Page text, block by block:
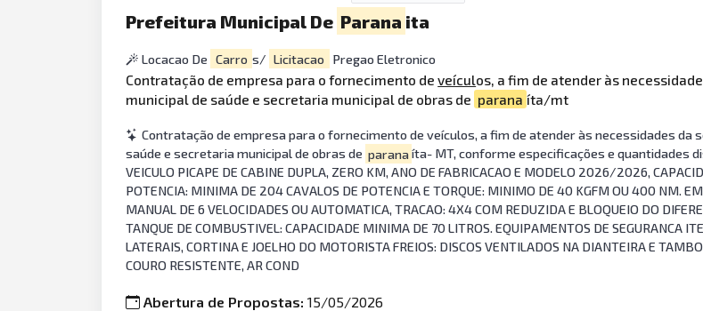
Prefeitura Municipal De Parana ita
Locacao De Carro s/ Licitacao Pregao Eletronico
Contratação de empresa para o fornecimento deveículos, a fim de atender às
municipal de saúde e secretaria municipal de obras de parana íta/mt
Contratação de empresa para o fornecimento de veículos, a fim de atender às necessidades
saúde e secretaria municipal de obras de paranaíta- MT, conforme especificações e quantidades
VEICULO PICAPE DE CABINE DUPLA, ZERO KM, ANO DE FABRICACAO E MODELO 2026/2026,
POTENCIA: MINIMA DE 204 CAVALOS DE POTENCIA E TORQUE: MINIMO DE 40 KGFM OU 400 NM.
MANUAL DE 6 VELOCIDADES OU AUTOMATICA, TRACAO: 4X4 COM REDUZIDA E BLOQUEIO DO
TANQUE DE COMBUSTIVEL: CAPACIDADE MINIMA DE 70 LITROS. EQUIPAMENTOS DE SEGURANCA
LATERAIS, CORTINA E JOELHO DO MOTORISTA FREIOS: DISCOS VENTILADOS NA DIANTEIRA E
COURO RESISTENTE, AR COND
Abertura de Propostas:15/05/2026